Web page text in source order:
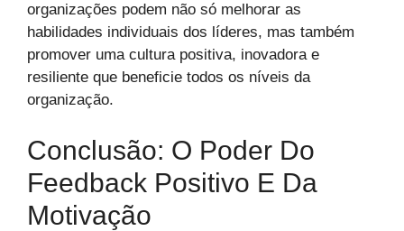
organizações podem não só melhorar as
habilidades individuais dos líderes, mas também
promover uma cultura positiva, inovadora e
resiliente que beneficie todos os níveis da
organização.
Conclusão: O Poder Do
Feedback Positivo E Da
Motivação